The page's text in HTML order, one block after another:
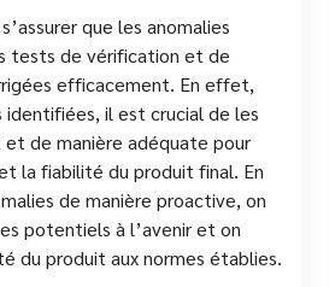
que les anomalies
tests de vérification et de
efficacement. En effet,
identifiées, il est crucial de les
de manière adéquate pour
la fiabilité du produit final. En
de manière proactive, on
potentiels à l’avenir et on
du produit aux normes établies.